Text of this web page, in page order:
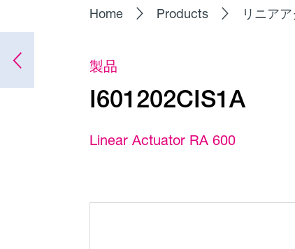
Home Products リニア
製品
I601202CIS1A
Linear Actuator RA 600